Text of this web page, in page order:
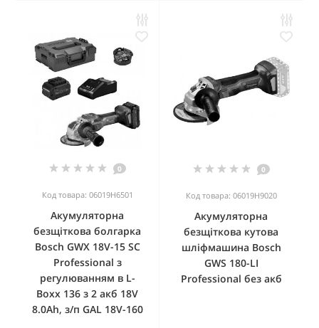
0
Код товара: 06019H6501
Акумуляторна
безщіткова болгарка
Bosch GWX 18V-15 SC
Professional з
регулюванням в L-
Boxx 136 з 2 акб 18V
8.0Ah, з/п GAL 18V-160
0
Код товара: 06019H9020
Акумуляторна
безщіткова кутова
шліфмашина Bosch
GWS 180-LI
Professional без акб